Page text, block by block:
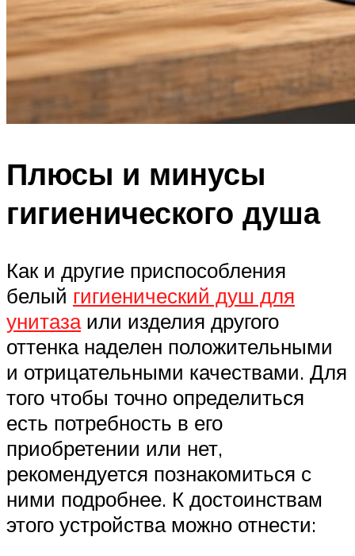
Плюсы и минусы
гигиенического душа
Как и другие приспособления
белый гигиенический душ для
унитазаили изделия другого
оттенка наделен положительными
и отрицательными качествами. Для
того чтобы точно определиться
есть потребность в его
приобретении или нет,
рекомендуется познакомиться с
ними подробнее. К достоинствам
этого устройства можно отнести: